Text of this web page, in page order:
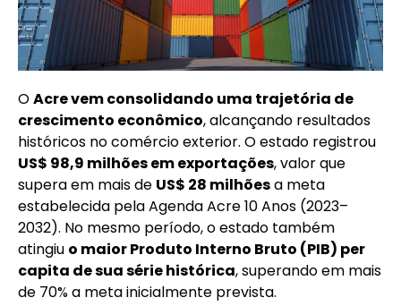
OAcre vem consolidando uma trajetória de
crescimento econômico, alcançando resultados
históricos no comércio exterior. O estado registrou
US$ 98,9 milhões em exportações, valor que
supera em mais de US$ 28 milhõesa meta
estabelecida pela Agenda Acre 10 Anos (2023–
2032). No mesmo período, o estado também
atingiu o maior Produto Interno Bruto (PIB) per
capita de sua série histórica, superando em mais
de 70% a meta inicialmente prevista.